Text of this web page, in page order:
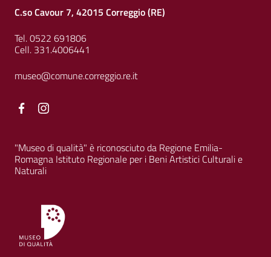
C.so Cavour 7, 42015 Correggio (RE)
Tel. 0522 691806
Cell. 331.4006441
museo@comune.correggio.re.it
Facebook
"Museo di qualità" è riconosciuto da Regione Emilia-
Romagna Istituto Regionale per i Beni Artistici Culturali e
Naturali